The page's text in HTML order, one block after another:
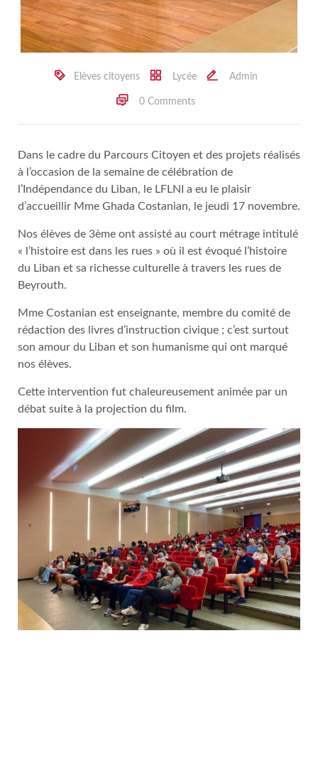
Elèves citoyens Lycée Admin
0 Comments
Dans le cadre du Parcours Citoyen et des projets réalisés
à l’occasion de la semaine de célébration de
l’Indépendance du Liban, le LFLNI a eu le plaisir
d’accueillir Mme Ghada Costanian, le jeudi 17 novembre.
Nos élèves de 3ème ont assisté au court métrage intitulé
« l’histoire est dans les rues » où il est évoqué l’histoire
du Liban et sa richesse culturelle à travers les rues de
Beyrouth.
Mme Costanian est enseignante, membre du comité de
rédaction des livres d’instruction civique ; c’est surtout
son amour du Liban et son humanisme qui ont marqué
nos élèves.
Cette intervention fut chaleureusement animée par un
débat suite à la projection du film.